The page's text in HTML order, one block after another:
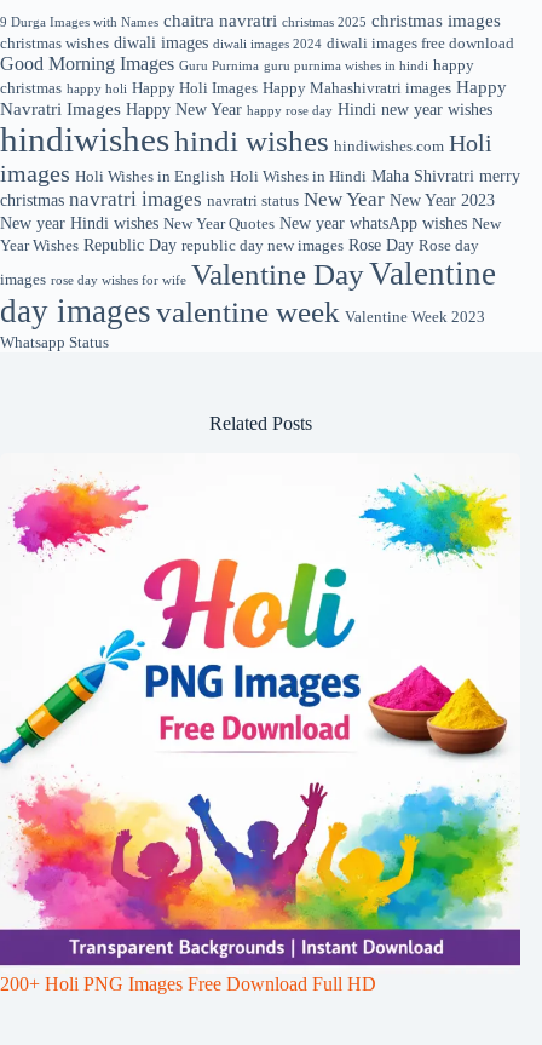
9 Durga Images with Names chaitra navratri christmas 2025 christmas images
christmas wishes diwali images diwali images 2024 diwali images free download
Good Morning Images Guru Purnima guru purnima wishes in hindi happy
christmas happy holi Happy Holi Images Happy Mahashivratri images Happy
Navratri Images Happy New Year happy rose day Hindi new year wishes
hindiwisheshindi wishes hindiwishes.com Holi
images Holi Wishes in English Holi Wishes in Hindi Maha Shivratri merry
christmas navratri images navratri status New Year New Year 2023
New year Hindi wishes New Year Quotes New year whatsApp wishes New
Year Wishes Republic Day republic day new images Rose Day Rose day
images rose day wishes for wife Valentine DayValentine
day imagesvalentine week Valentine Week 2023
Whatsapp Status
Related Posts
200+ Holi PNG Images Free Download Full HD